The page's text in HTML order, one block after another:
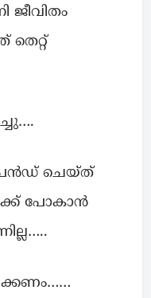
ചെയ്ത്
പോകാൻ